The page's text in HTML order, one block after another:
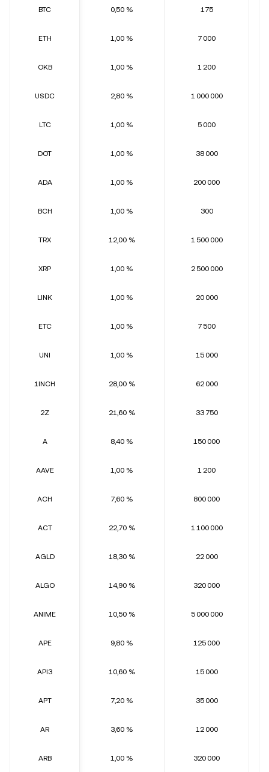
BTC
ETH
OKB
USDC
LTC
DOT
ADA
BCH
TRX
XRP
LINK
ETC
UNI
1INCH
2Z
A
AAVE
ACH
ACT
AGLD
ALGO
ANIME
APE
API3
APT
AR
ARB
0,50 % 175
1,00 % 7 000
1,00 % 1 200
2,80 % 1 000 000
1,00 % 5 000
1,00 % 38 000
1,00 % 200 000
1,00 % 300
12,00 % 1 500 000
1,00 % 2 500 000
1,00 % 20 000
1,00 % 7 500
1,00 % 15 000
28,00 % 62 000
21,60 % 33 750
8,40 % 150 000
1,00 % 1 200
7,60 % 800 000
22,70 % 1 100 000
18,30 % 22 000
14,90 % 320 000
10,50 % 5 000 000
9,80 % 125 000
10,60 % 15 000
7,20 % 35 000
3,60 % 12 000
1,00 % 320 000